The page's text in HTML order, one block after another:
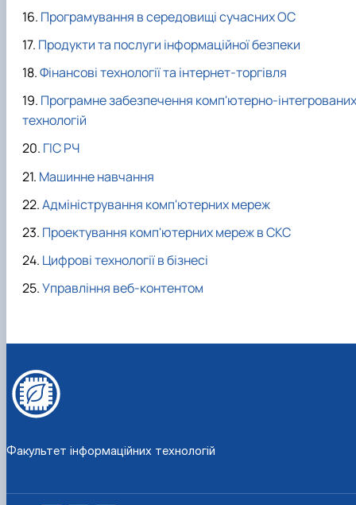
Програмування в середовищі сучасних ОС
Продукти та послуги інформаційної безпеки
Фінансові технології та інтернет-торгівля
Програмне забезпечення комп'ютерно-інтегрованих
технологій
ГІС РЧ
Машинне навчання
Адміністрування комп'ютерних мереж
Проектування комп'ютерних мереж в СКС
Цифрові технології в бізнесі
Управління веб-контентом
Факультет інформаційних технологій